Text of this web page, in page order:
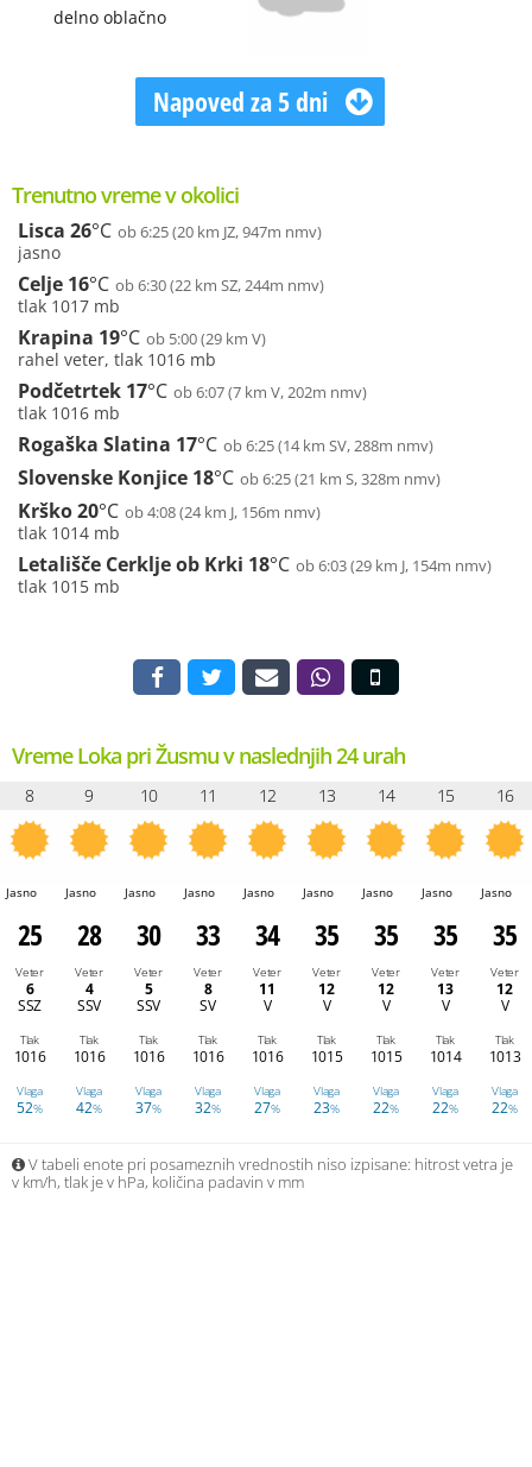
delno oblačno
Napoved za 5 dni
Trenutno vreme v okolici
Lisca 26°C ob 6:25 (20 km JZ, 947m nmv)
jasno
Celje 16°C ob 6:30 (22 km SZ, 244m nmv)
tlak 1017 mb
Krapina 19°C ob 5:00 (29 km V)
rahel veter, tlak 1016 mb
Podčetrtek 17°C ob 6:07 (7 km V, 202m nmv)
tlak 1016 mb
Rogaška Slatina 17°C ob 6:25 (14 km SV, 288m nmv)
Slovenske Konjice 18°C ob 6:25 (21 km S, 328m nmv)
Krško20°C ob 4:08 (24 km J, 156m nmv)
tlak 1014 mb
Letališče Cerklje ob Krki 18°C ob 6:03 (29 km J, 154m nmv)
tlak 1015 mb
Vreme Loka pri Žusmu v naslednjih 24 urah
8 9 10 11 12 13 14 15 16
Jasno Jasno Jasno Jasno Jasno Jasno Jasno Jasno Jasno
25 28 30 33 34 35 35 35 35
Veter
6
SSZ
Veter
4
SSV
Veter
5
SSV
Veter
8
SV
Veter
11
V
Veter
12
V
Veter
12
V
Veter
13
V
Veter
12
V
Tlak
1016
Tlak
1016
Tlak
1016
Tlak
1016
Tlak
1016
Tlak
1015
Tlak
1015
Tlak
1014
Tlak
1013
Vlaga
52%
Vlaga
42%
Vlaga
37%
Vlaga
32%
Vlaga
27%
Vlaga
23%
Vlaga
22%
Vlaga
22%
Vlaga
22%
V tabeli enote pri posameznih vrednostih niso izpisane: hitrost vetra je
v km/h, tlak je v hPa, količina padavin v mm